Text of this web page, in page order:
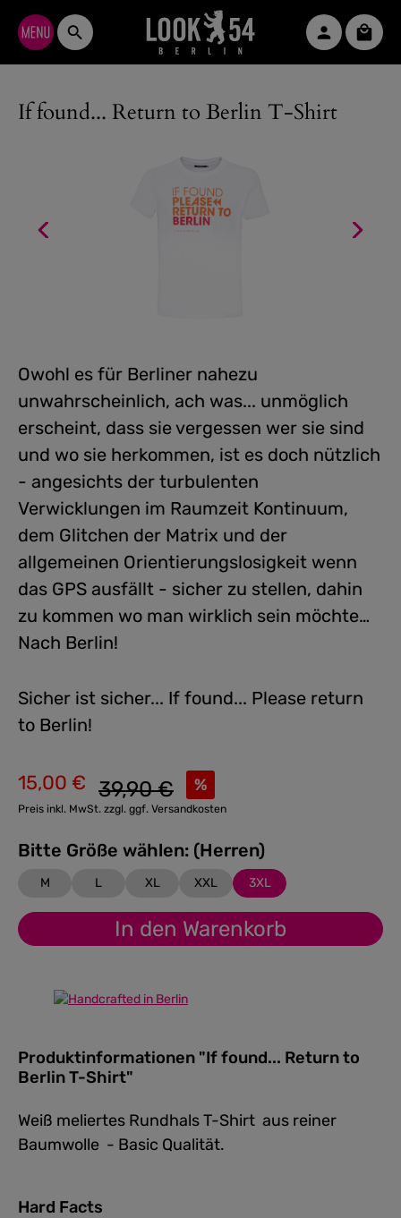
Zum Hauptinhalt springen
If found... Return to Berlin T-Shirt
Owohl es für Berliner nahezu
unwahrscheinlich, ach was... unmöglich
erscheint, dass sie vergessen wer sie sind
und wo sie herkommen, ist es doch nützlich
- angesichts der turbulenten
Verwicklungen im Raumzeit Kontinuum,
dem Glitchen der Matrix und der
allgemeinen Orientierungslosigkeit wenn
das GPS ausfällt - sicher zu stellen, dahin
zu kommen wo man wirklich sein möchte…
Nach Berlin!
Sicher ist sicher... If found... Please return
to Berlin!
Verkaufspreis:
15,00 € %
Regulärer Preis:
39,90 €
Preis inkl. MwSt. zzgl. ggf. Versandkosten
Bitte Größe wählen: (Herren)
M L XL XXL 3XL
In den Warenkorb
Produktinformationen "If found... Return to
Berlin T-Shirt"
Weiß meliertes Rundhals T-Shirt aus reiner
Baumwolle - Basic Qualität.
Hard Facts